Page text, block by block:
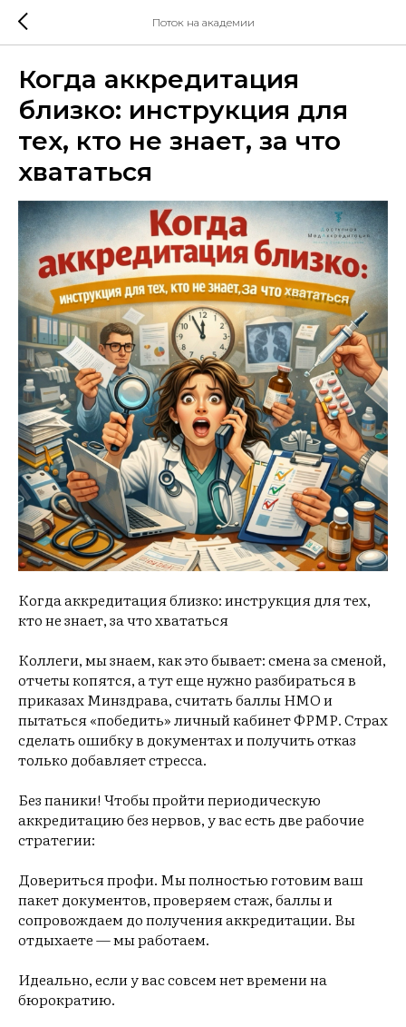
Поток на академии
Когда аккредитация
близко: инструкция для
тех, кто не знает, за что
хвататься
Когда аккредитация близко: инструкция для тех,
кто не знает, за что хвататься
Коллеги, мы знаем, как это бывает: смена за сменой,
отчеты копятся, а тут еще нужно разбираться в
приказах Минздрава, считать баллы НМО и
пытаться «победить» личный кабинет ФРМР. Страх
сделать ошибку в документах и получить отказ
только добавляет стресса.
Без паники! Чтобы пройти периодическую
аккредитацию без нервов, у вас есть две рабочие
стратегии:
Довериться профи. Мы полностью готовим ваш
пакет документов, проверяем стаж, баллы и
сопровождаем до получения аккредитации. Вы
отдыхаете — мы работаем.
Идеально, если у вас совсем нет времени на
бюрократию.